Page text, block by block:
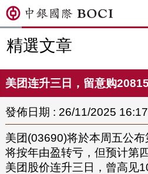
精選文章
美团连升三日，留意购
發佈日期 : 26/11/2025 16:17
美团(03690)将於本周五公
将按年由盈转亏，但预计第
美团股价连升三日，曾高见